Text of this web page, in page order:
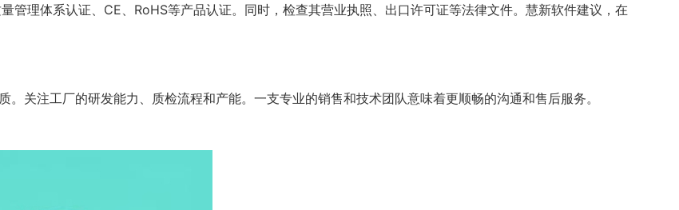
管理体系认证、CE、RoHS等产品认证。同时，检查其营业执照、出口许可证等法律文件。慧新软件建议，在
关注工厂的研发能力、质检流程和产能。一支专业的销售和技术团队意味着更顺畅的沟通和售后服务。